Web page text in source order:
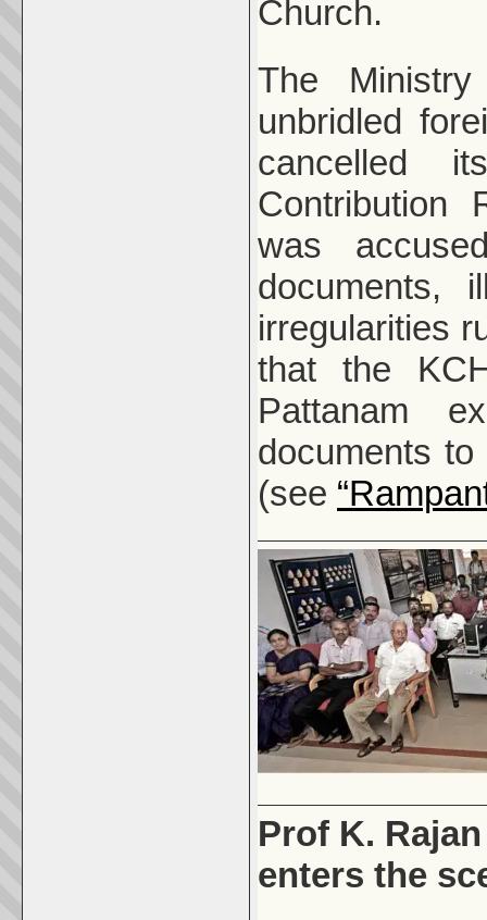
Church.
The
unbridled
cancelled
Contribution
was
documents,
irregularities
that the
Pattanam
documents
(see
Prof K.
enters the